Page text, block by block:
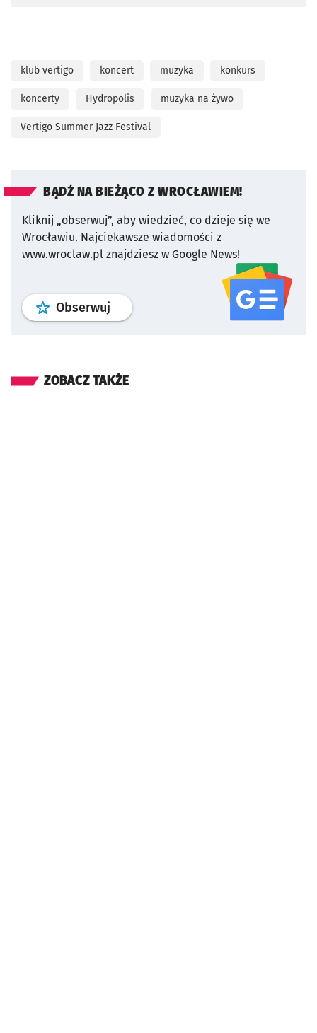
klub vertigo koncert muzyka konkurs
koncerty Hydropolis muzyka na żywo
Vertigo Summer Jazz Festival
BĄDŹ NA BIEŻĄCO Z WROCŁAWIEM!
Kliknij „obserwuj”, aby wiedzieć, co dzieje się we
Wrocławiu. Najciekawsze wiadomości z
www.wroclaw.pl znajdziesz w Google News!
Obserwuj profil serwisu
ZOBACZ TAKŻE